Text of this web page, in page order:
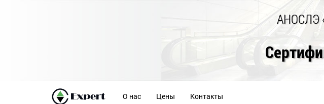
АНОСЛЭ
О нас Цены Контакты